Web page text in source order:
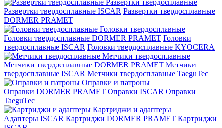
Развертки твердосплавные
Развертки твердосплавные ISCAR Развертки твердосплавные
DORMER PRAMET
Головки твердосплавные
Головки твердосплавные DORMER PRAMET Головки
твердосплавные ISCAR Головки твердосплавные KYOCERA
Метчики твердосплавные
Метчики твердосплавные DORMER PRAMET Метчики
твердосплавные ISCAR Метчики твердосплавные TaeguTec
Оправки и патроны
Оправки DORMER PRAMET Оправки ISCAR Оправки
TaeguTec
Картриджи и адаптеры
Адаптеры ISCAR Картриджи DORMER PRAMET Картриджи